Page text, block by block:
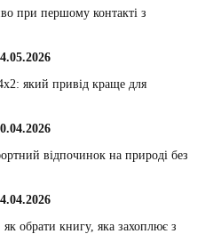
при першому контакті з
який привід краще для
відпочинок на природі без
обрати книгу, яка захоплює з